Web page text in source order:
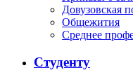
Довузовская
Общежития
Среднее
Студенту